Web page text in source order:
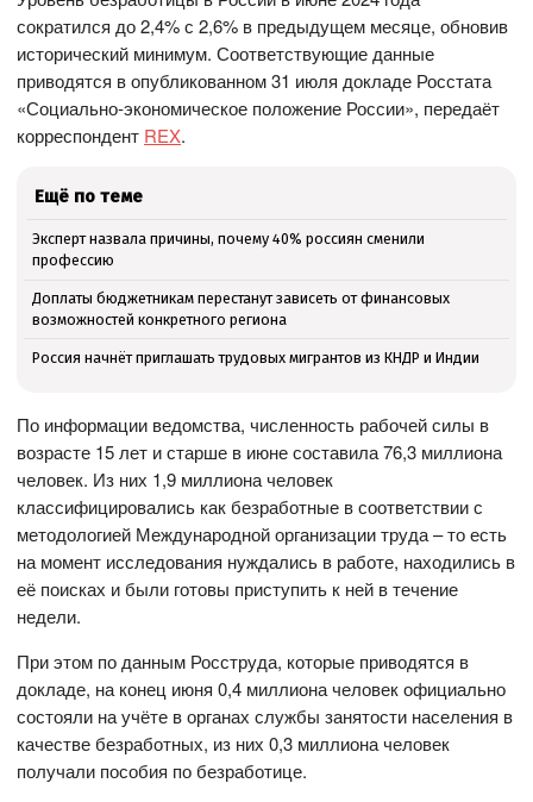
сократился до 2,4% с 2,6% в предыдущем месяце, обновив
исторический минимум. Соответствующие данные
приводятся в опубликованном 31 июля докладе Росстата
«Социально-экономическое положение России», передаёт
корреспондент REX.
Ещё по теме
Эксперт назвала причины, почему 40% россиян сменили
профессию
Доплаты бюджетникам перестанут зависеть от финансовых
возможностей конкретного региона
Россия начнёт приглашать трудовых мигрантов из КНДР и Индии
По информации ведомства, численность рабочей силы в
возрасте 15 лет и старше в июне составила 76,3 миллиона
человек. Из них 1,9 миллиона человек
классифицировались как безработные в соответствии с
методологией Международной организации труда – то есть
на момент исследования нуждались в работе, находились в
её поисках и были готовы приступить к ней в течение
недели.
При этом по данным Росструда, которые приводятся в
докладе, на конец июня 0,4 миллиона человек официально
состояли на учёте в органах службы занятости населения в
качестве безработных, из них 0,3 миллиона человек
получали пособия по безработице.